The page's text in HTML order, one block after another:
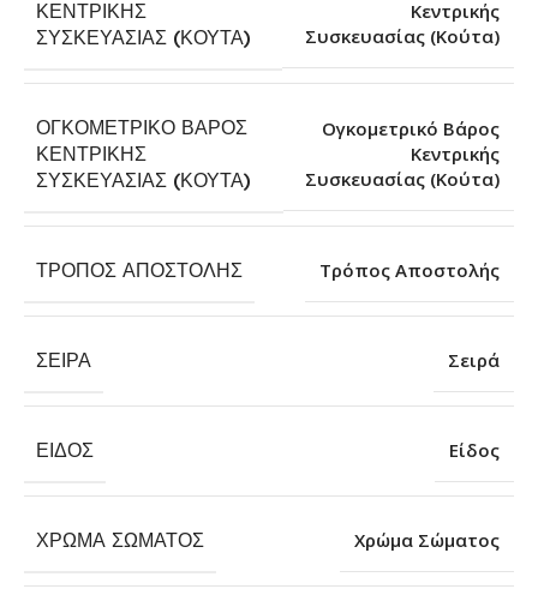
ΚΕΝΤΡΙΚΉΣ
ΣΥΣΚΕΥΑΣΊΑΣ (ΚΟΎΤΑ)
Κεντρικής
Συσκευασίας (Κούτα)
ΟΓΚΟΜΕΤΡΙΚΌ ΒΆΡΟΣ
ΚΕΝΤΡΙΚΉΣ
ΣΥΣΚΕΥΑΣΊΑΣ (ΚΟΎΤΑ)
Ογκομετρικό Βάρος
Κεντρικής
Συσκευασίας (Κούτα)
ΤΡΌΠΟΣ ΑΠΟΣΤΟΛΉΣ Τρόπος Αποστολής
ΣΕΙΡΆ Σειρά
ΕΊΔΟΣ Είδος
ΧΡΏΜΑ ΣΏΜΑΤΟΣ Χρώμα Σώματος